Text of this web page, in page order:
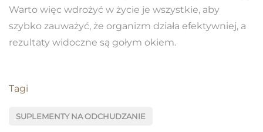
Warto więc wdrożyć w życie je wszystkie, aby
szybko zauważyć, że organizm działa efektywniej, a
rezultaty widoczne są gołym okiem.
Tagi
SUPLEMENTY NA ODCHUDZANIE